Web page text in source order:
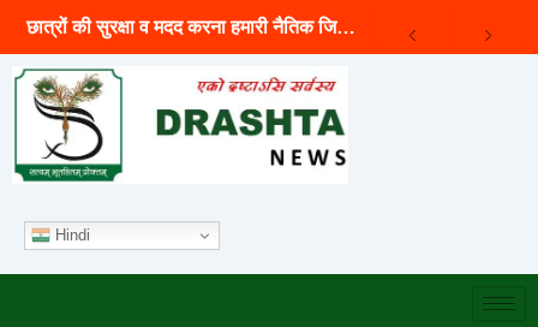
content
छात्रों की सुरक्षा व मदद करना हमारी नैतिक जिम्मेदारी -राहुल गांधी
Hindi